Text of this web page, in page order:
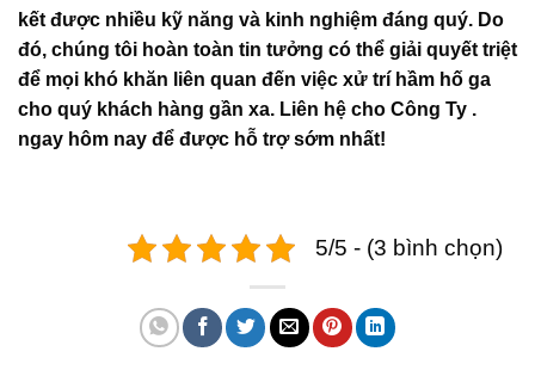
kết được nhiều kỹ năng và kinh nghiệm đáng quý. Do
đó, chúng tôi hoàn toàn tin tưởng có thể giải quyết triệt
để mọi khó khăn liên quan đến việc xử trí hầm hố ga
cho quý khách hàng gần xa. Liên hệ cho Công Ty .
ngay hôm nay để được hỗ trợ sớm nhất!
5/5 - (3 bình chọn)